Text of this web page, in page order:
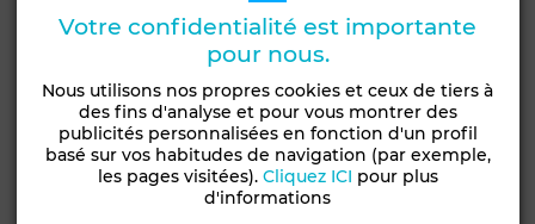
7 500 DH
Villa à Hay Salam, Salé
Votre confidentialité est importante
pour nous.
Nous utilisons nos propres cookies et ceux de tiers à
des fins d'analyse et pour vous montrer des
publicités personnalisées en fonction d'un profil
basé sur vos habitudes de navigation (par exemple,
les pages visitées). Cliquez ICI pour plus
d'informations